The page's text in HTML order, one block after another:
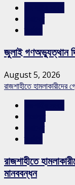
জুলাই গণঅভ্যুত্থান
August 5, 2026
রাজশাহীতে হামলাকারীদের
রাজশাহীতে
মানববন্ধন